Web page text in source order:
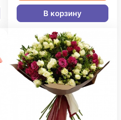
В корзину